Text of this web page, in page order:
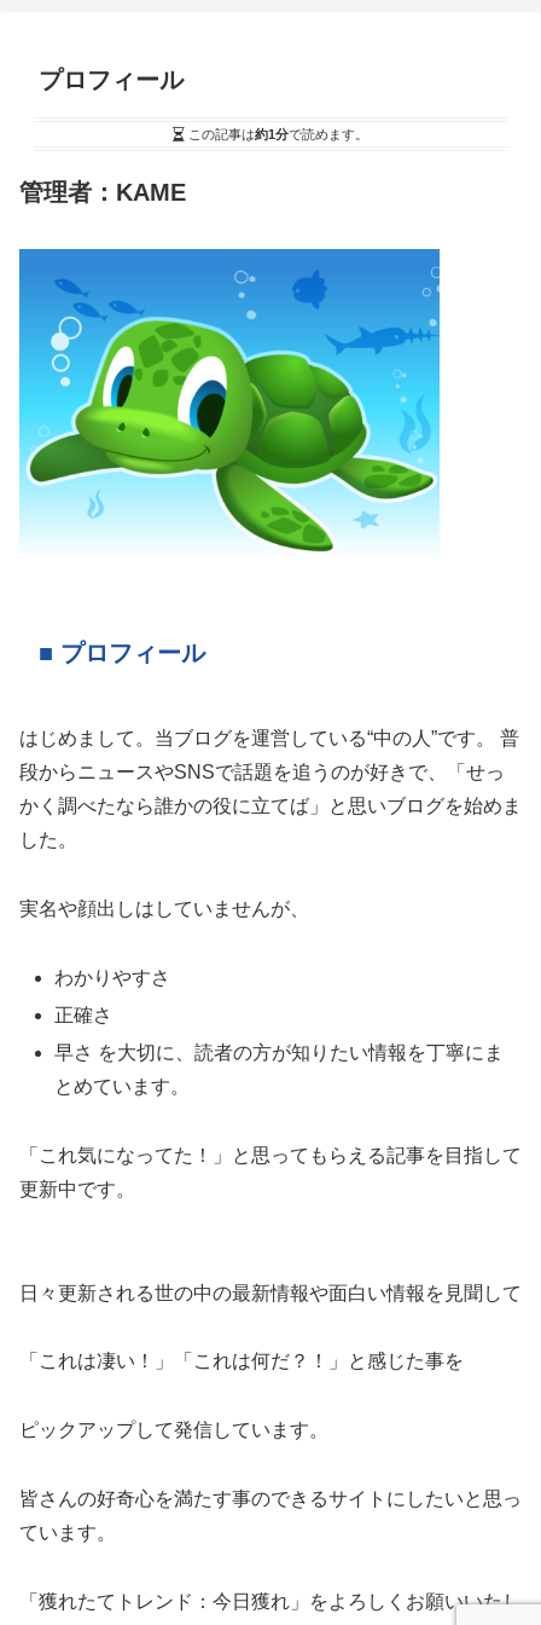
プロフィール
この記事は約1分で読めます。
管理者：KAME
■ プロフィール
はじめまして。当ブログを運営している“中の人”です。 普
段からニュースやSNSで話題を追うのが好きで、「せっ
かく調べたなら誰かの役に立てば」と思いブログを始めま
した。
実名や顔出しはしていませんが、
わかりやすさ
正確さ
早さ を大切に、読者の方が知りたい情報を丁寧にま
とめています。
「これ気になってた！」と思ってもらえる記事を目指して
更新中です。
日々更新される世の中の最新情報や面白い情報を見聞して
「これは凄い！」「これは何だ？！」と感じた事を
ピックアップして発信しています。
皆さんの好奇心を満たす事のできるサイトにしたいと思っ
ています。
「獲れたてトレンド：今日獲れ」をよろしくお願いいたし